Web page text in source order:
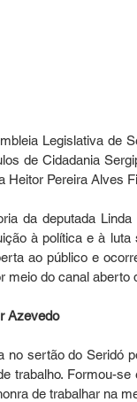
Legislativa de
de Cidadania
Heitor Pereira Alves
da deputada
à política e à
ao público e
meio do canal aberto
Azevedo
no sertão do Seridó
trabalho. Formou-
de trabalhar na